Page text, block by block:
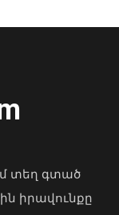
տեղ գտած
իրավունքը